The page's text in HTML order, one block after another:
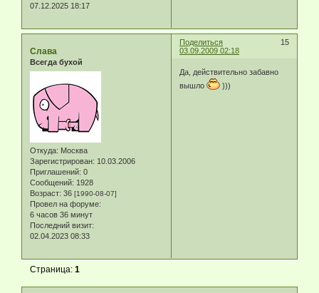
07.12.2025 18:17
Поделиться
15
03.09.2009 02:18
Слава
Всегда бухой
Откуда: Москва
Зарегистрирован: 10.03.2006
Приглашений: 0
Сообщений: 1928
Возраст: 36 [1990-08-07]
Провел на форуме:
6 часов 36 минут
Последний визит:
02.04.2023 08:33
Да, действительно забавно
вышло
)))
Страница:1